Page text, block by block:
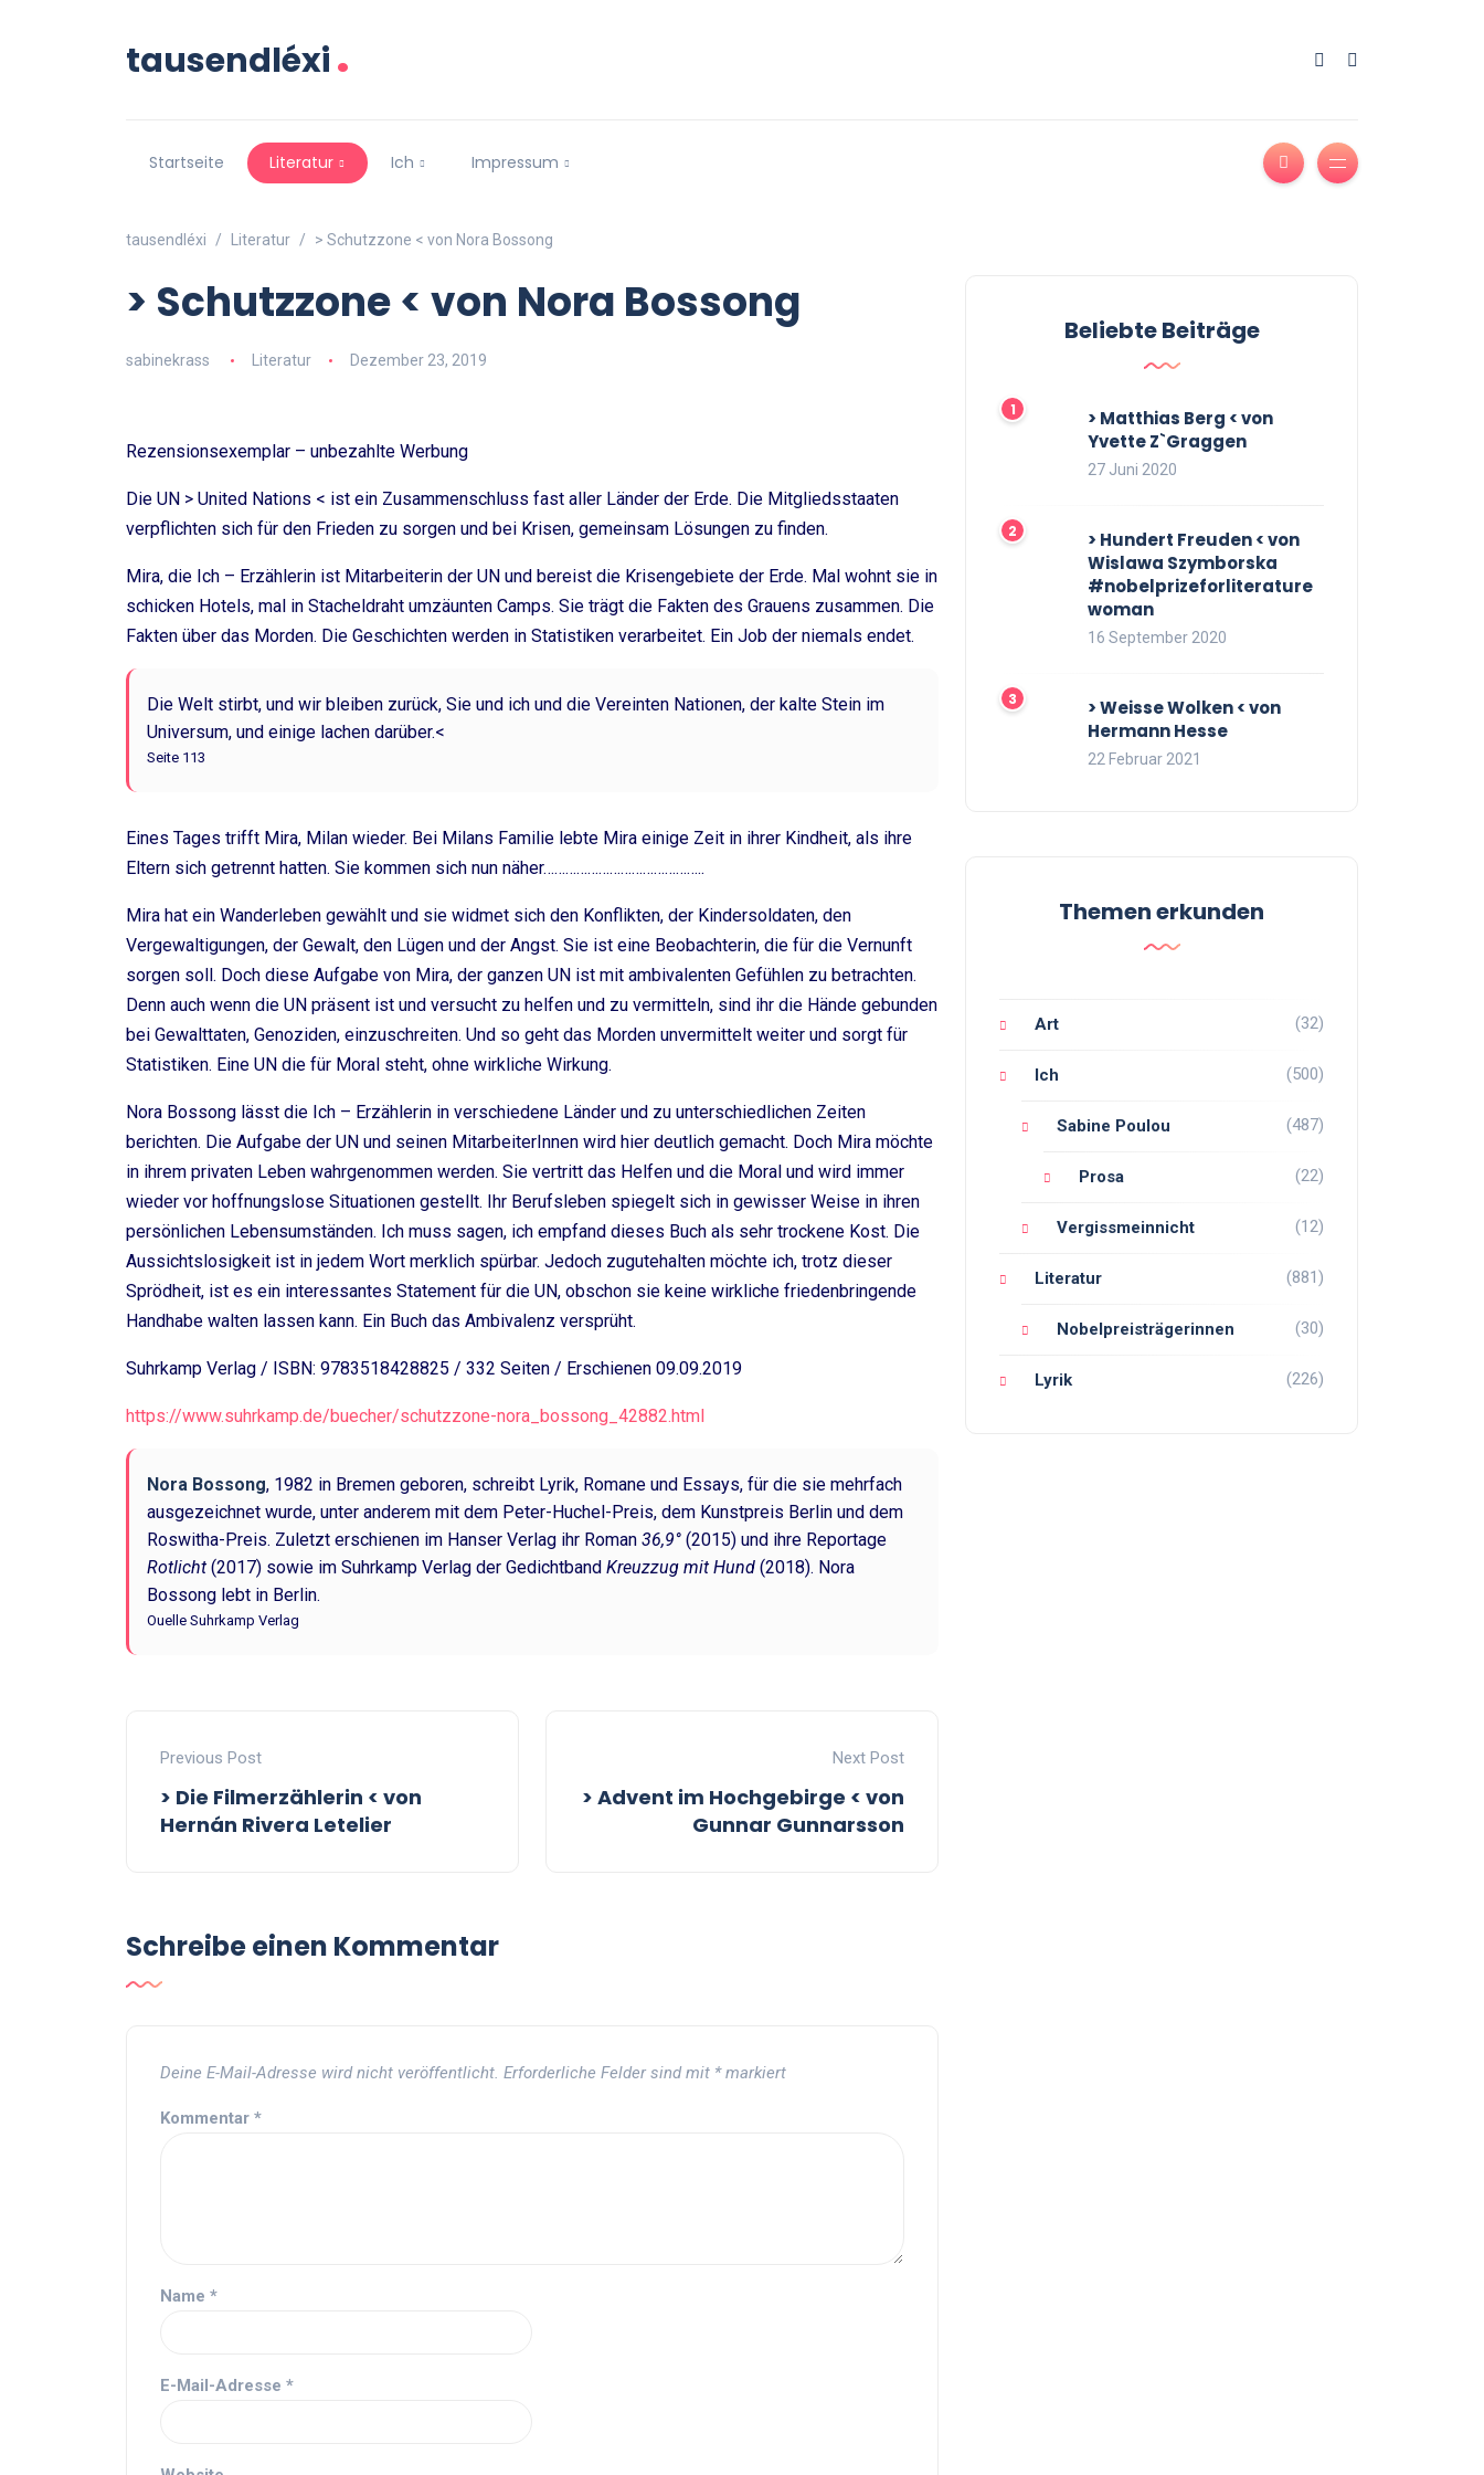
tausendléxi.
Startseite Literatur Ich Impressum
tausendléxi Literatur > Schutzzone < von Nora Bossong
> Schutzzone < von Nora Bossong
sabinekrass Literatur Dezember 23, 2019
Rezensionsexemplar – unbezahlte Werbung
Die UN > United Nations < ist ein Zusammenschluss fast aller Länder der Erde. Die Mitgliedsstaaten
verpflichten sich für den Frieden zu sorgen und bei Krisen, gemeinsam Lösungen zu finden.
Mira, die Ich – Erzählerin ist Mitarbeiterin der UN und bereist die Krisengebiete der Erde. Mal wohnt sie in
schicken Hotels, mal in Stacheldraht umzäunten Camps. Sie trägt die Fakten des Grauens zusammen. Die
Fakten über das Morden. Die Geschichten werden in Statistiken verarbeitet. Ein Job der niemals endet.
Die Welt stirbt, und wir bleiben zurück, Sie und ich und die Vereinten Nationen, der kalte Stein im
Universum, und einige lachen darüber.<
Seite 113
Eines Tages trifft Mira, Milan wieder. Bei Milans Familie lebte Mira einige Zeit in ihrer Kindheit, als ihre
Eltern sich getrennt hatten. Sie kommen sich nun näher……………………………………..
Mira hat ein Wanderleben gewählt und sie widmet sich den Konflikten, der Kindersoldaten, den
Vergewaltigungen, der Gewalt, den Lügen und der Angst. Sie ist eine Beobachterin, die für die Vernunft
sorgen soll. Doch diese Aufgabe von Mira, der ganzen UN ist mit ambivalenten Gefühlen zu betrachten.
Denn auch wenn die UN präsent ist und versucht zu helfen und zu vermitteln, sind ihr die Hände gebunden
bei Gewalttaten, Genoziden, einzuschreiten. Und so geht das Morden unvermittelt weiter und sorgt für
Statistiken. Eine UN die für Moral steht, ohne wirkliche Wirkung.
Nora Bossong lässt die Ich – Erzählerin in verschiedene Länder und zu unterschiedlichen Zeiten
berichten. Die Aufgabe der UN und seinen MitarbeiterInnen wird hier deutlich gemacht. Doch Mira möchte
in ihrem privaten Leben wahrgenommen werden. Sie vertritt das Helfen und die Moral und wird immer
wieder vor hoffnungslose Situationen gestellt. Ihr Berufsleben spiegelt sich in gewisser Weise in ihren
persönlichen Lebensumständen. Ich muss sagen, ich empfand dieses Buch als sehr trockene Kost. Die
Aussichtslosigkeit ist in jedem Wort merklich spürbar. Jedoch zugutehalten möchte ich, trotz dieser
Sprödheit, ist es ein interessantes Statement für die UN, obschon sie keine wirkliche friedenbringende
Handhabe walten lassen kann. Ein Buch das Ambivalenz versprüht.
Suhrkamp Verlag / ISBN: 9783518428825 / 332 Seiten / Erschienen 09.09.2019
https://www.suhrkamp.de/buecher/schutzzone-nora_bossong_42882.html
Nora Bossong, 1982 in Bremen geboren, schreibt Lyrik, Romane und Essays, für die sie mehrfach
ausgezeichnet wurde, unter anderem mit dem Peter-Huchel-Preis, dem Kunstpreis Berlin und dem
Roswitha-Preis. Zuletzt erschienen im Hanser Verlag ihr Roman 36,9° (2015) und ihre Reportage
Rotlicht (2017) sowie im Suhrkamp Verlag der Gedichtband Kreuzzug mit Hund (2018). Nora
Bossong lebt in Berlin.
Ouelle Suhrkamp Verlag
Previous Post
> Die Filmerzählerin < von
Hernán Rivera Letelier
Next Post
> Advent im Hochgebirge < von
Gunnar Gunnarsson
Schreibe einen Kommentar
Deine E-Mail-Adresse wird nicht veröffentlicht. Erforderliche Felder sind mit *markiert
Kommentar *
Name *
E-Mail-Adresse *
Beliebte Beiträge
> Matthias Berg < von
Yvette Z`Graggen
27 Juni 2020
> Hundert Freuden < von
Wislawa Szymborska
#nobelprizeforliterature
woman
16 September 2020
> Weisse Wolken < von
Hermann Hesse
22 Februar 2021
Themen erkunden
Art (32)
Ich (500)
Sabine Poulou (487)
Prosa (22)
Vergissmeinnicht (12)
Literatur (881)
Nobelpreisträgerinnen (30)
Lyrik (226)